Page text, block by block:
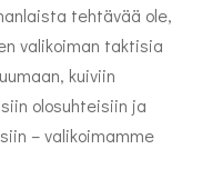
tehtävää ole,
valikoiman taktisia
kuiviin
olosuhteisiin ja
– valikoimamme